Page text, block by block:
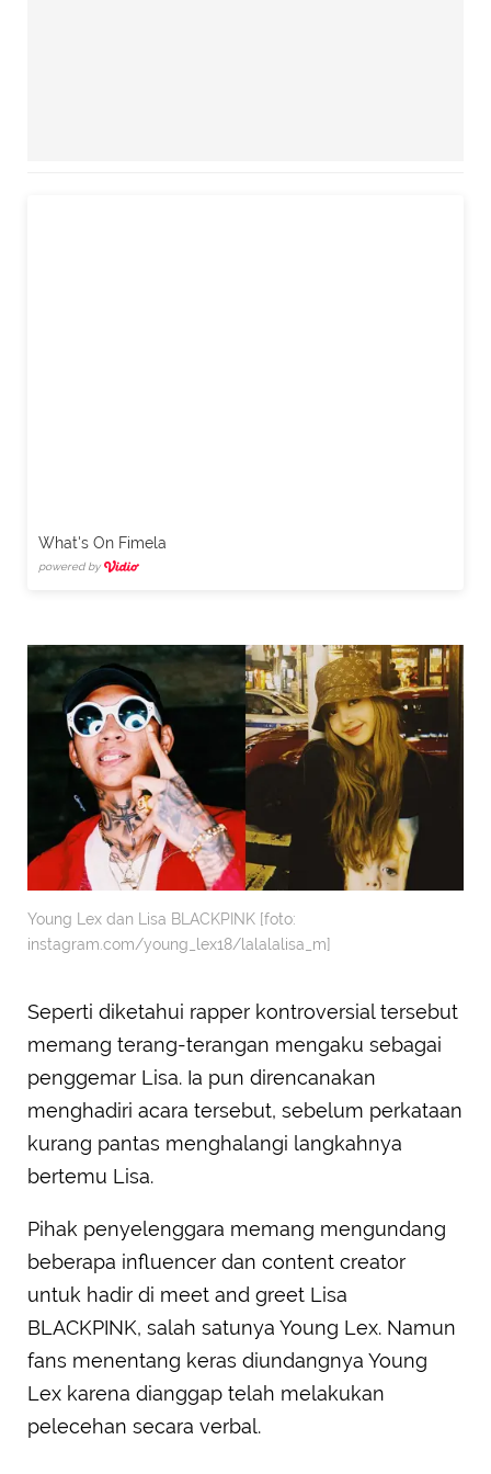
What's On Fimela
powered by
Young Lex dan Lisa BLACKPINK [foto:
instagram.com/young_lex18/lalalalisa_m]
Seperti diketahui rapper kontroversial tersebut
memang terang-terangan mengaku sebagai
penggemar Lisa. Ia pun direncanakan
menghadiri acara tersebut, sebelum perkataan
kurang pantas menghalangi langkahnya
bertemu Lisa.
Pihak penyelenggara memang mengundang
beberapa influencer dan content creator
untuk hadir di meet and greet Lisa
BLACKPINK, salah satunya Young Lex. Namun
fans menentang keras diundangnya Young
Lex karena dianggap telah melakukan
pelecehan secara verbal.